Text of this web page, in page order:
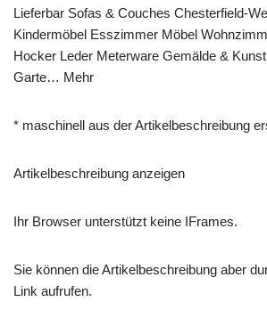
Lieferbar Sofas & Couches Chesterfield-
Kindermöbel Esszimmer Möbel
Hocker Leder Meterware Gemälde &
Garte… Mehr
* maschinell aus der Artikelbeschreibung
Artikelbeschreibung anzeigen
Ihr Browser unterstützt keine IFrames.
Sie können die Artikelbeschreibung aber
Link aufrufen.